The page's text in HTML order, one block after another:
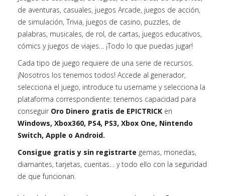
de aventuras, casuales, juegos Arcade, juegos de acción,
de simulación, Trivia, juegos de casino, puzzles, de
palabras, musicales, de rol, de cartas, juegos educativos,
cómics y juegos de viajes… ¡Todo lo que puedas jugar!
Cada tipo de juego requiere de una serie de recursos.
¡Nosotros los tenemos todos! Accede al generador,
selecciona el juego, introduce tu username y selecciona la
plataforma correspondiente: tenemos capacidad para
conseguir Oro Dinero gratis de EPICTRICK en
Windows, Xbox360, PS4, PS3, Xbox One, Nintendo
Switch, Apple o Android.
Consigue gratis y sin registrarte gemas, monedas,
diamantes, tarjetas, cuentas… y todo ello con la seguridad
de que funcionan.